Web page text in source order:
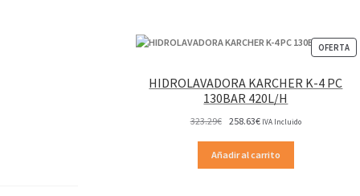
OFERTA
EN
HIDROLAVADORA KARCHER K-4 PC
130BAR 420L/H
323.29€ El
original
258.63€El
actual
IVA Incluido
Añadir al carrito